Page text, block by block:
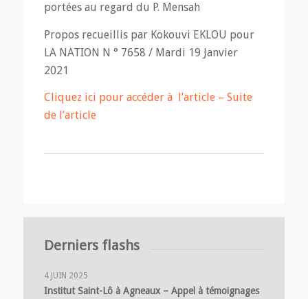
portées au regard du P. Mensah
Propos recueillis par Kokouvi EKLOU pour
LA NATION N ° 7658 / Mardi 19 Janvier
2021
Cliquez ici pour accéder à l’article – Suite
de l’article
Derniers flashs
4 JUIN 2025
Institut Saint-Lô à Agneaux – Appel à témoignages